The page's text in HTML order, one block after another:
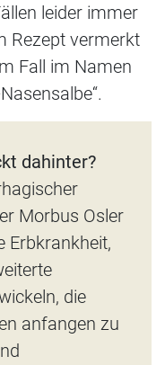
leider immer
Rezept vermerkt
Fall im Namen
dahinter?
Morbus Osler
Erbkrankheit,
die
anfangen zu